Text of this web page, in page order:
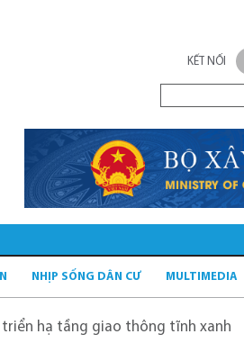
KẾT NỐI
NHỊP SỐNG DÂN CƯ MULTIMEDIA
giao thông tĩnh xanh Quy